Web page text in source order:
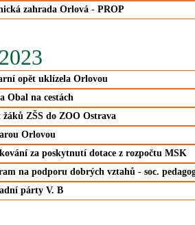
zahrada Orlová - PROP
opět uklízela Orlovou
Obal na cestách
ZŠS do ZOO Ostrava
Orlovou
za poskytnutí dotace z rozpočtu MSK
na podporu dobrých vztahů - soc.
párty V. B